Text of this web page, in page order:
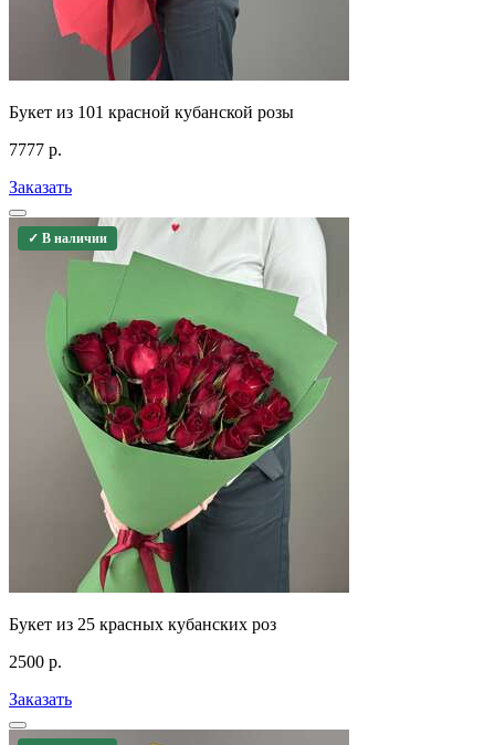
Букет из 101 красной кубанской розы
7777 р.
Заказать
✓ В наличии
Букет из 25 красных кубанских роз
2500 р.
Заказать